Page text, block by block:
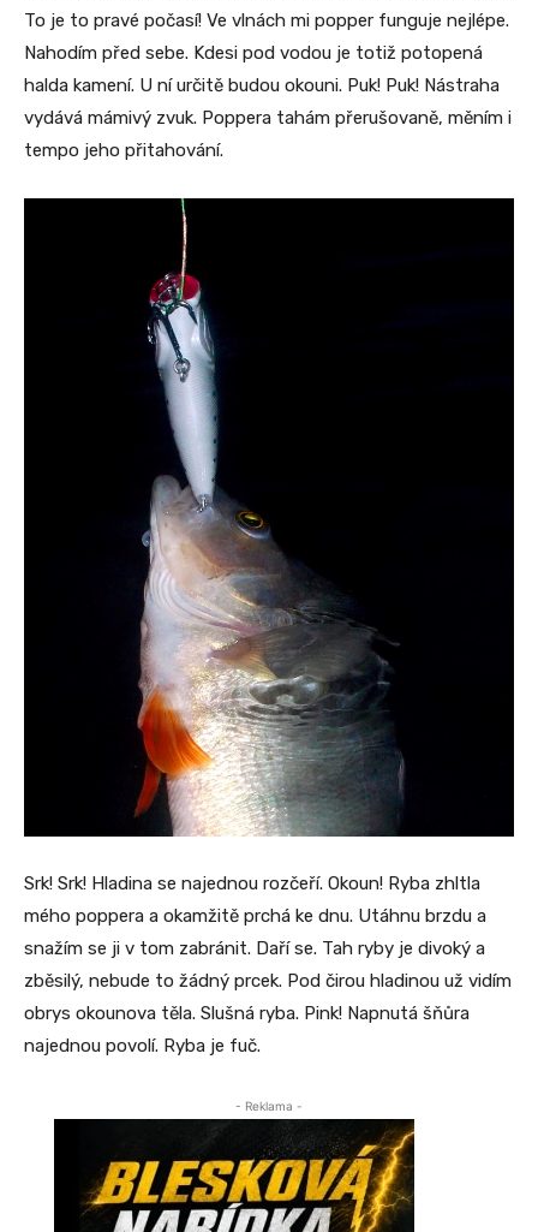
To je to pravé počasí! Ve vlnách mi popper funguje nejlépe.
Nahodím před sebe. Kdesi pod vodou je totiž potopená
halda kamení. U ní určitě budou okouni. Puk! Puk! Nástraha
vydává mámivý zvuk. Poppera tahám přerušovaně, měním i
tempo jeho přitahování.
Srk! Srk! Hladina se najednou rozčeří. Okoun! Ryba zhltla
mého poppera a okamžitě prchá ke dnu. Utáhnu brzdu a
snažím se ji v tom zabránit. Daří se. Tah ryby je divoký a
zběsilý, nebude to žádný prcek. Pod čirou hladinou už vidím
obrys okounova těla. Slušná ryba. Pink! Napnutá šňůra
najednou povolí. Ryba je fuč.
- Reklama -